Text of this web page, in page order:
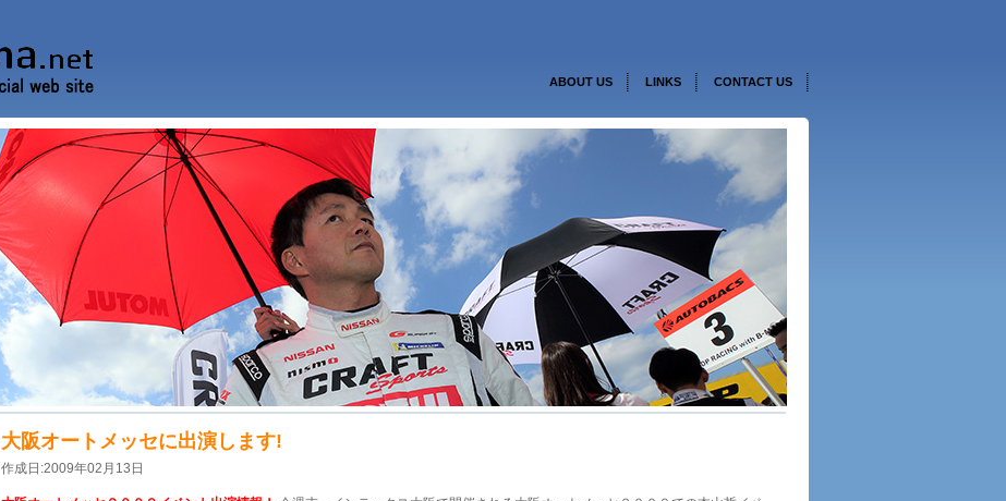
ABOUT US LINKS CONTACT US
大阪オートメッセに出演します!
作成日:2009年02月13日